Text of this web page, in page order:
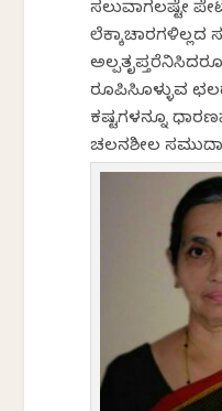
ಸಲುವಾಗಲಷ್ಟೇ
ಲೆಕ್ಕಾಚಾರಗಳಿಲ್ಲದ
ಅಲ್ಪತೃಪ್ತರೆನಿಸಿದರೂ
ರೂಪಿಸಿಕೊಳ್ಳುವ
ಕಷ್ಟಗಳನ್ನೂ
ಚಲನಶೀಲ